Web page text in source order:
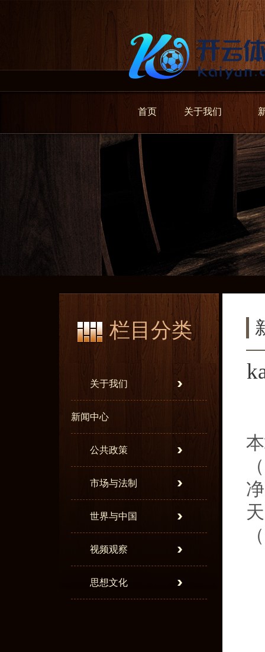
首页 关于我们
栏目分类
关于我们
新闻中心
公共政策
市场与法制
世界与中国
视频观察
思想文化